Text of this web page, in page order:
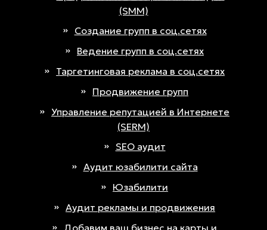
(SMM)
Создание групп в соц.сетях
Ведение групп в соц.сетях
Таргетинговая реклама в соц.сетях
Продвижение групп
Управление репутацией в Интернете
(SERM)
SEO аудит
Аудит юзабилити сайта
Юзабилити
Аудит рекламы и продвижения
Добавим ваш бизнес на карты и